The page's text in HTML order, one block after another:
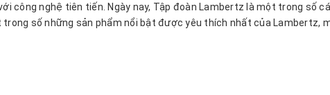
công nghệ tiên tiến. Ngày nay, Tập đoàn Lambertz là một trong số
số những sản phẩm nổi bật được yêu thích nhất của Lambertz,